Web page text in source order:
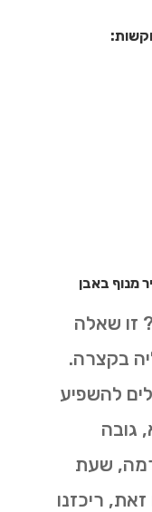
מנוף באבן
זו שאלה
בקצרה.
להשפיע
גובה
שעת
ריכזנו